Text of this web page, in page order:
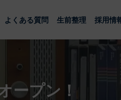
よくある質問 生前整理 採用情
ープン！